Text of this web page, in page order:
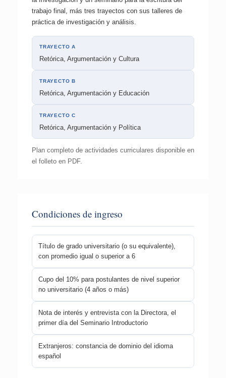
trabajo final, más tres trayectos con sus talleres de
práctica de investigación y análisis.
TRAYECTO A
Retórica, Argumentación y Cultura
TRAYECTO B
Retórica, Argumentación y Educación
TRAYECTO C
Retórica, Argumentación y Política
Plan completo de actividades curriculares disponible en
el folleto en PDF.
Condiciones de ingreso
Título de grado universitario (o su equivalente),
con promedio igual o superior a 6
Cupo del 10% para postulantes de nivel superior
no universitario (4 años o más)
Nota de interés y entrevista con la Directora, el
primer día del Seminario Introductorio
Extranjeros: constancia de dominio del idioma
español